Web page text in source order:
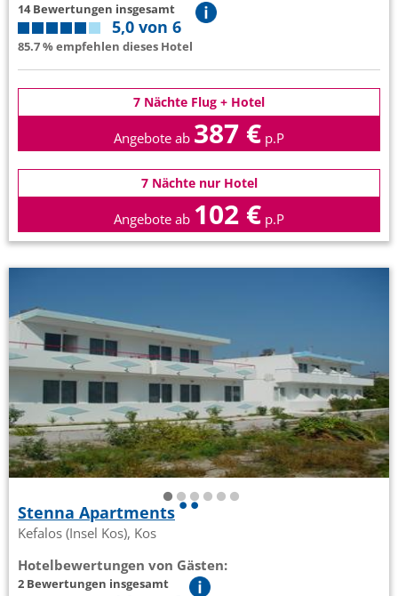
14 Bewertungen insgesamt
5,0 von 6
85.7 % empfehlen dieses Hotel
7 Nächte Flug + Hotel
Angebote ab 387 € p.P
7 Nächte nur Hotel
Angebote ab 102 € p.P
Stenna Apartments
Kefalos (Insel Kos), Kos
Hotelbewertungen von Gästen:
2 Bewertungen insgesamt